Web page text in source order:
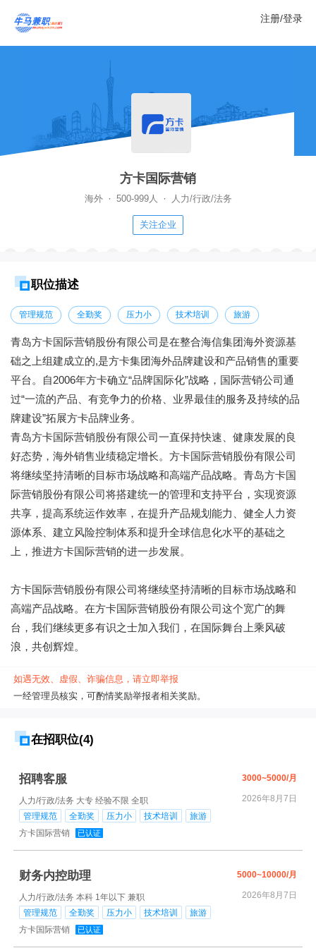
注册/登录
方卡国际营销
海外 · 500-999人 · 人力/行政/法务
关注企业
职位描述
管理规范 全勤奖 压力小 技术培训 旅游
青岛方卡国际营销股份有限公司是在整合海信集团海外资源基
础之上组建成立的,是方卡集团海外品牌建设和产品销售的重要
平台。自2006年方卡确立“品牌国际化”战略，国际营销公司通
过“一流的产品、有竞争力的价格、业界最佳的服务及持续的品
牌建设”拓展方卡品牌业务。
青岛方卡国际营销股份有限公司一直保持快速、健康发展的良
好态势，海外销售业绩稳定增长。方卡国际营销股份有限公司
将继续坚持清晰的目标市场战略和高端产品战略。青岛方卡国
际营销股份有限公司将搭建统一的管理和支持平台，实现资源
共享，提高系统运作效率，在提升产品规划能力、健全人力资
源体系、建立风险控制体系和提升全球信息化水平的基础之
上，推进方卡国际营销的进一步发展。
方卡国际营销股份有限公司将继续坚持清晰的目标市场战略和
高端产品战略。在方卡国际营销股份有限公司这个宽广的舞
台，我们继续更多有识之士加入我们，在国际舞台上乘风破
浪，共创辉煌。
如遇无效、虚假、诈骗信息，请立即举报
一经管理员核实，可酌情奖励举报者相关奖励。
在招职位(4)
招聘客服 3000~5000/月
人力/行政/法务 大专 经验不限 全职
2026年8月7日
管理规范
全勤奖 压力小 技术培训
旅游
方卡国际营销
已认证
财务内控助理 5000~10000/月
人力/行政/法务 本科 1年以下 兼职
2026年8月7日
管理规范
全勤奖 压力小 技术培训
旅游
方卡国际营销
已认证